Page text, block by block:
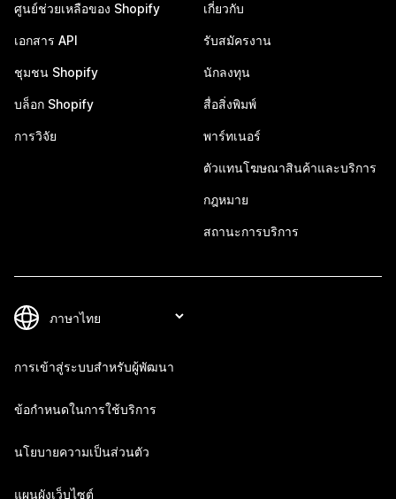
ศูนย์ช่วยเหลือของ Shopify
เอกสาร API
ชุมชน Shopify
บล็อก Shopify
การวิจัย
เกี่ยวกับ
รับสมัครงาน
นักลงทุน
สื่อสิ่งพิมพ์
พาร์ทเนอร์
ตัวแทนโฆษณาสินค้าและบริการ
กฎหมาย
สถานะการบริการ
การเข้าสู่ระบบสำหรับผู้พัฒนา
ข้อกำหนดในการใช้บริการ
นโยบายความเป็นส่วนตัว
แผนผังเว็บไซต์